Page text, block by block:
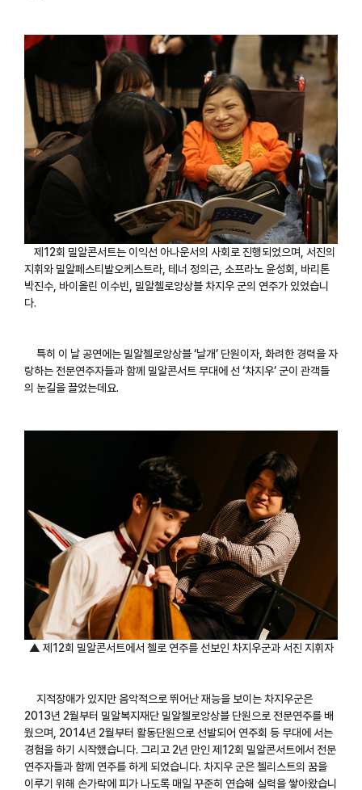
제12회 밀알콘서트는 이익선 아나운서의 사회로 진행되었으며, 서진의
지휘와 밀알페스티발오케스트라, 테너 정의근, 소프라노 윤성회, 바리톤
박진수, 바이올린 이수빈, 밀알첼로앙상블 차지우 군의 연주가 있었습니
다.
특히 이 날 공연에는 밀알첼로앙상블 ‘날개’ 단원이자, 화려한 경력을 자
랑하는 전문연주자들과 함께 밀알콘서트 무대에 선 ‘차지우’ 군이 관객들
의 눈길을 끌었는데요.
▲ 제12회 밀알콘서트에서 첼로 연주를 선보인 차지우군과 서진 지휘자
지적장애가 있지만 음악적으로 뛰어난 재능을 보이는 차지우군은
2013년 2월부터 밀알복지재단 밀알첼로앙상블 단원으로 전문연주를 배
웠으며, 2014년 2월부터 활동단원으로 선발되어 연주회 등 무대에 서는
경험을 하기 시작했습니다. 그리고 2년 만인 제12회 밀알콘서트에서 전문
연주자들과 함께 연주를 하게 되었습니다. 차지우 군은 첼리스트의 꿈을
이루기 위해 손가락에 피가 나도록 매일 꾸준히 연습해 실력을 쌓아왔습니